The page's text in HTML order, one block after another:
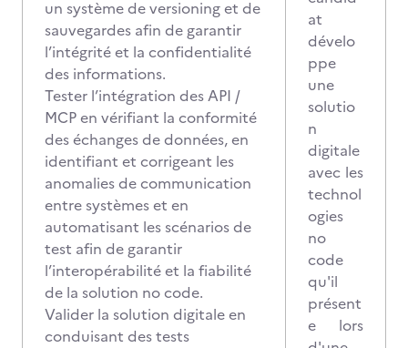
un système de versioning et de
sauvegardes afin de garantir
l’intégrité et la confidentialité
des informations.
Tester l’intégration des API /
MCP en vérifiant la conformité
des échanges de données, en
identifiant et corrigeant les
anomalies de communication
entre systèmes et en
automatisant les scénarios de
test afin de garantir
l’interopérabilité et la fiabilité
de la solution no code.
Valider la solution digitale en
conduisant des tests
at
dévelo
ppe
une
solutio
n
digitale
avec les
technol
ogies
no
code
qu'il
présent
e lors